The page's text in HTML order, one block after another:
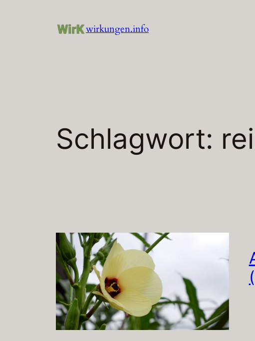
wirkungen.info
Schlagwort: